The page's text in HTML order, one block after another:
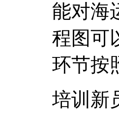
能对海
程图可
环节按
培训新